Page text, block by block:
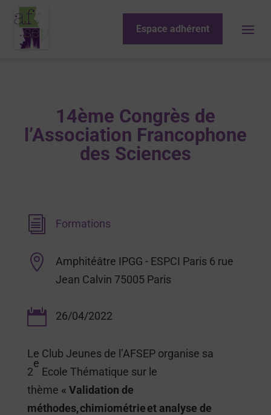
Espace adhérent
14ème Congrès de
l’Association Francophone
des Sciences
i Formations

Amphitéâtre IPGG - ESPCI Paris 6 rue
Jean Calvin 75005 Paris
 26/04/2022
Le Club Jeunes de l’AFSEP organise sa
2
e
Ecole Thématique sur le
thème « Validation de
méthodes, chimiométrie et analyse de